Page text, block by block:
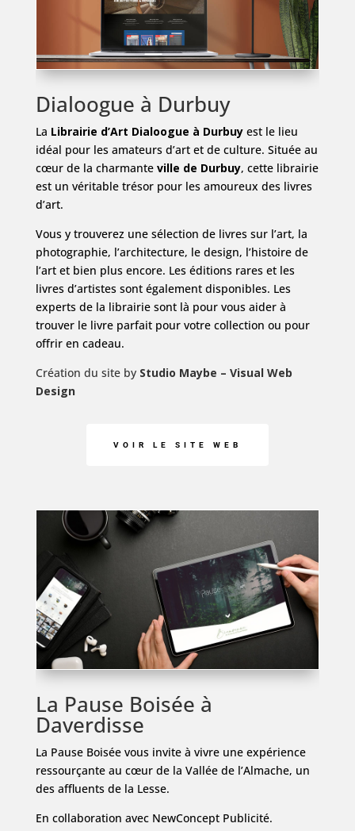
Dialoogue à Durbuy
La Librairie d’Art Dialoogue à Durbuyest le lieu
idéal pour les amateurs d’art et de culture. Située au
cœur de la charmante ville de Durbuy, cette librairie
est un véritable trésor pour les amoureux des livres
d’art.
Vous y trouverez une sélection de livres sur l’art, la
photographie, l’architecture, le design, l’histoire de
l’art et bien plus encore. Les éditions rares et les
livres d’artistes sont également disponibles. Les
experts de la librairie sont là pour vous aider à
trouver le livre parfait pour votre collection ou pour
offrir en cadeau.
Création du site by Studio Maybe – Visual Web
Design
VOIR LE SITE WEB
La Pause Boisée à
Daverdisse
La Pause Boisée vous invite à vivre une expérience
ressourçante au cœur de la Vallée de l’Almache, un
des affluents de la Lesse.
En collaboration avec NewConcept Publicité.